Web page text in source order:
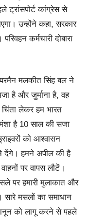
ट्रांसपोर्ट कांग्रेस से
उन्होंने कहा, सरकार
कर्मचारी दोबारा
मलकीत सिंह बल ने
है और जुर्माना है, वह
लेकर हम भारत
है 10 साल की सजा
को आश्वासन
देंगे। हमने अपील की है
पर वापस लौटें।
पर हमारी मुलाकात और
सारे मसलों का समाधान
को लागू करने से पहले